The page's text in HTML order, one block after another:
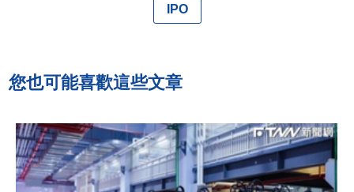
IPO
您也可能喜歡這些文章